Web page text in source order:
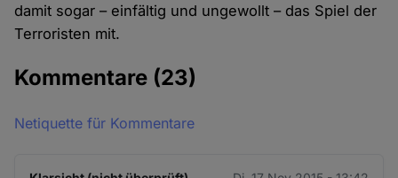
damit sogar – einfältig und ungewollt – das Spiel der
Terroristen mit.
Kommentare (23)
Netiquette für Kommentare